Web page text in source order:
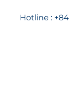
Hotline :